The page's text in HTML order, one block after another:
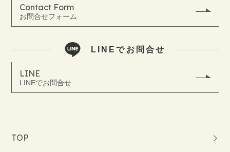
Contact Form
お問合せフォーム
LINEでお問合せ
LINE
LINEでお問合せ
TOP